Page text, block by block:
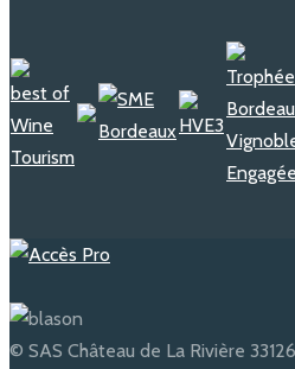
© SAS Château de La Rivière